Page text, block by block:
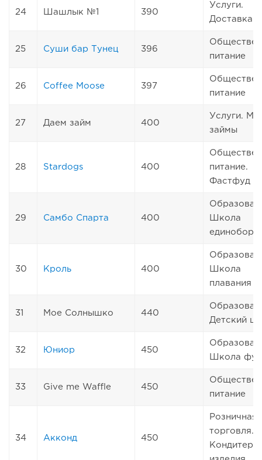
24 Шашлык №1 390
Услуги.
Доставка
25 Суши бар Тунец 396
питание
26 Coffee Moose 397
питание
27 Даем займ 400
Услуги.
займы
28 Stardogs 400
питание.
Фастфуд
29 Самбо Спарта 400
Школа
30 Кроль 400
Школа
плавания
31 Мое Солнышко 440
Детский
32 Юниор 450
Школа
33 Give me Waffle 450
питание
34 Акконд 450
Розничная
торговля.